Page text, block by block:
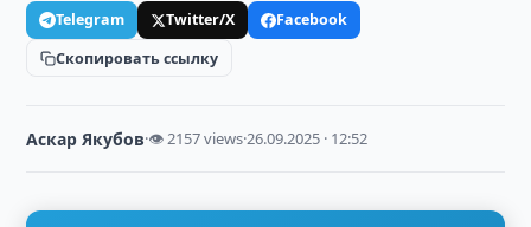
Telegram Twitter/X
Facebook
Скопировать ссылку
Аскар Якубов·👁 2157 views·26.09.2025 · 12:52